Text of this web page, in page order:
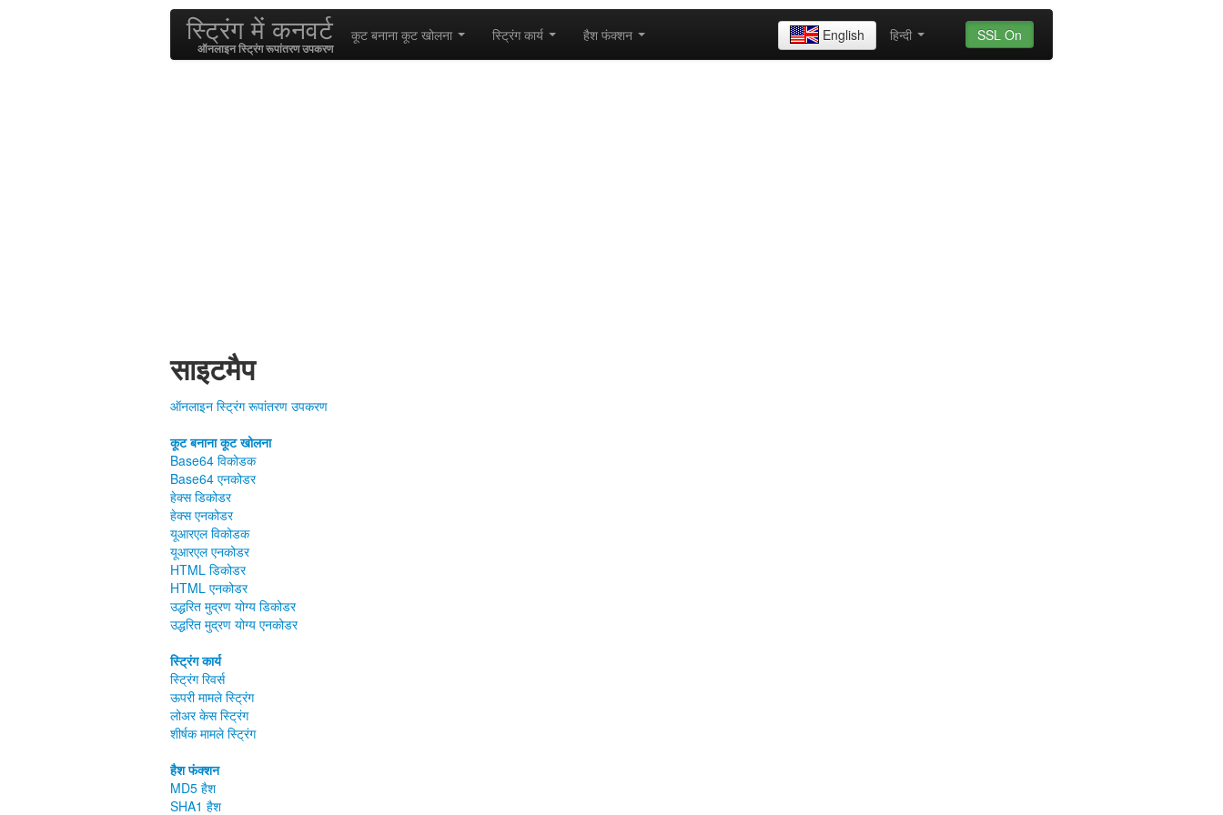
स्ट्रिंग में कनवर्ट
ऑनलाइन स्ट्रिंग रूपांतरण उपकरण
English हिन्दी SSL On
कूट बनाना कूट खोलना स्ट्रिंग कार्य हैश फंक्शन
साइटमैप
ऑनलाइन स्ट्रिंग रूपांतरण उपकरण
कूट बनाना कूट खोलना
Base64 विकोडक
Base64 एनकोडर
हेक्स डिकोडर
हेक्स एनकोडर
यूआरएल विकोडक
यूआरएल एनकोडर
HTML डिकोडर
HTML एनकोडर
उद्धरित मुद्रण योग्य डिकोडर
उद्धरित मुद्रण योग्य एनकोडर
स्ट्रिंग कार्य
स्ट्रिंग रिवर्स
ऊपरी मामले स्ट्रिंग
लोअर केस स्ट्रिंग
शीर्षक मामले स्ट्रिंग
हैश फंक्शन
MD5 हैश
SHA1 हैश